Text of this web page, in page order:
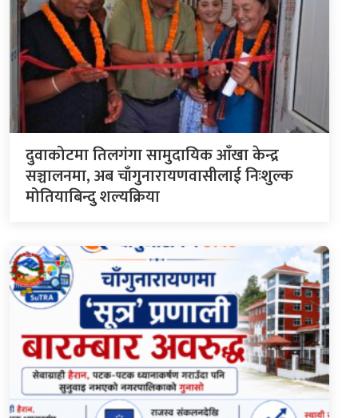
दुवाकोटमा तिलगंगा सामुदायिक आँखा केन्द्र
सञ्चालनमा, अब चाँगुनारायणवासीलाई निःशुल्क
मोतियाबिन्दु शल्यक्रिया